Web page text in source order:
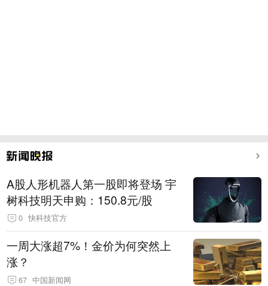
A股人形机器人第一股即将登场 宇
树科技明天申购：150.8元/股
0 快科技官方
一周大涨超7%！金价为何突然上
涨？
67 中国新闻网